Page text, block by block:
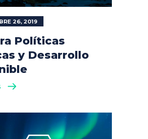
26, 2019
Políticas
y Desarrollo